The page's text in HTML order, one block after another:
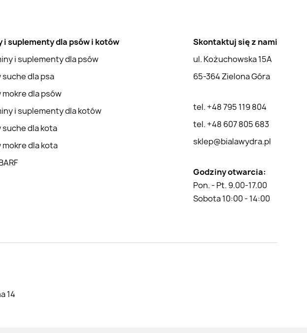
i suplementy dla psów i kotów
i suplementy dla psów
suche dla psa
mokre dla psów
i suplementy dla kotów
suche dla kota
mokre dla kota
Skontaktuj się z nami
ul. Kożuchowska 15A
65-364 Zielona Góra
tel. +48 795 119 804
tel. +48 607 805 683
sklep@bialawydra.pl
Godziny otwarcia:
Pon. - Pt. 9.00-17.00
Sobota 10:00 - 14:00
14